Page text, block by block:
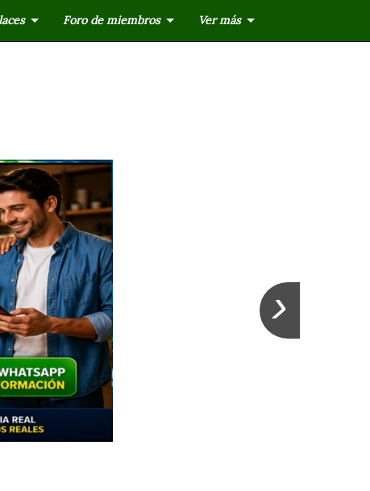
Foro de miembros Ver más
›